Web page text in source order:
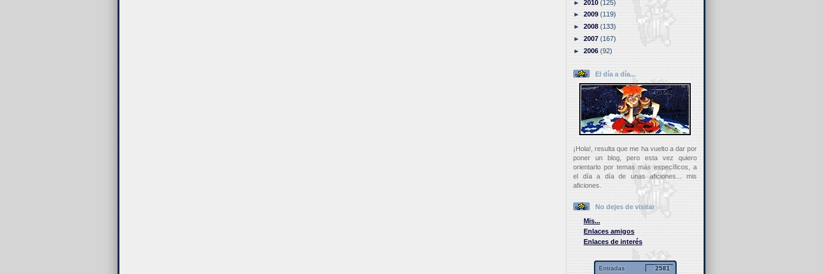
►2010(125)
►2009(119)
►2008(133)
►2007(167)
►2006(92)
El día a día...
¡Hola!, resulta que me ha vuelto a dar por
poner un blog, pero esta vez quiero
orientarlo por temas más específicos, a
el día a día de unas aficiones... mis
aficiones.
No dejes de visitar
Mis...
Enlaces amigos
Enlaces de interés
Entradas 2581